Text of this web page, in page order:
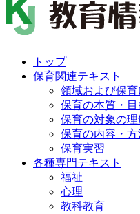
トップ
保育関連テキスト
領域および保
保育の本質・
保育の対象の
保育の内容・
保育実習
各種専門テキスト
福祉
心理
教科教育